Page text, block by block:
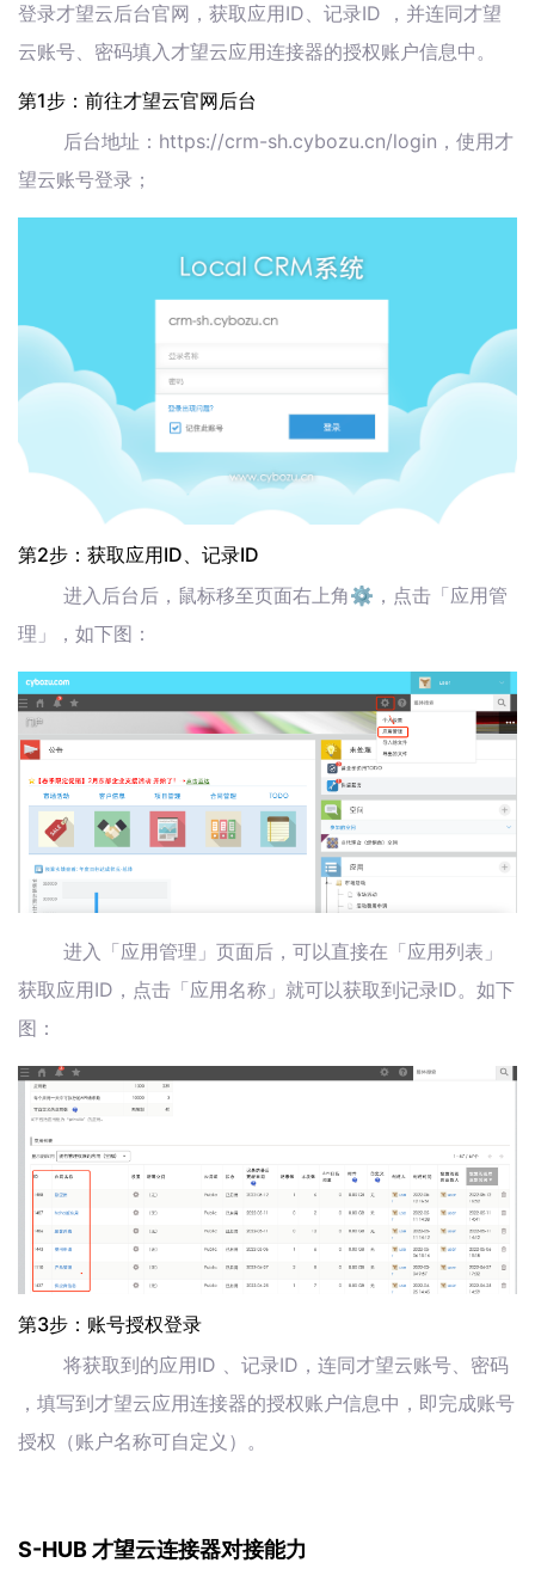
登录才望云后台官网，获取应用ID、记录ID ，并连同才望
云账号、密码填入才望云应用连接器的授权账户信息中。
第1步：前往才望云官网后台
后台地址：https://crm-sh.cybozu.cn/login，使用才
望云账号登录；
第2步：获取应用ID、记录ID
进入后台后，鼠标移至页面右上角⚙️，点击「应用管
理」，如下图：
进入「应用管理」页面后，可以直接在「应用列表」
获取应用ID，点击「应用名称」就可以获取到记录ID。如下
图：
第3步：账号授权登录
将获取到的应用ID 、记录ID，连同才望云账号、密码
，填写到才望云应用连接器的授权账户信息中，即完成账号
授权（账户名称可自定义）。
S-HUB 才望云连接器对接能力